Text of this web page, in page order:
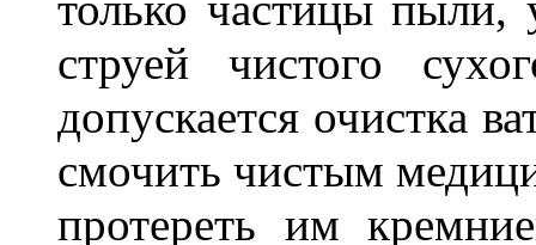
струей чистого
допускается очистка
смочить чистым
протереть им